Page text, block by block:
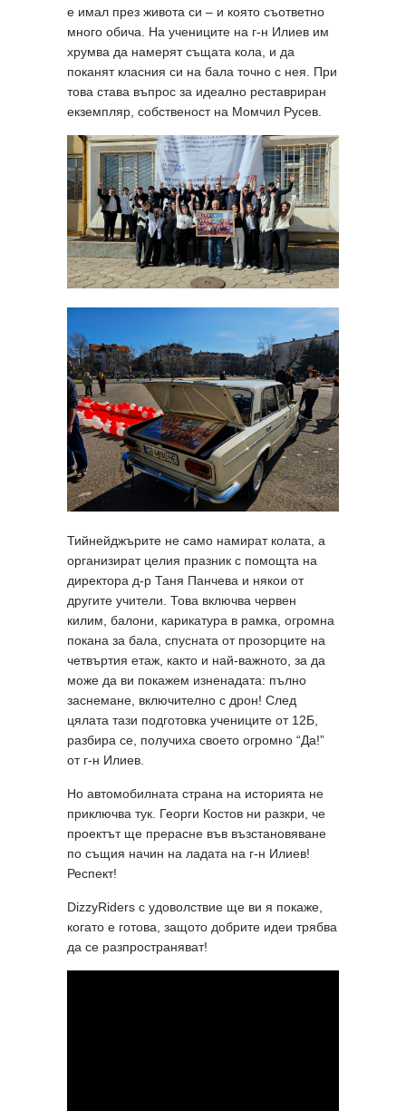
е имал през живота си – и която съответно
много обича. На учениците на г-н Илиев им
хрумва да намерят същата кола, и да
поканят класния си на бала точно с нея. При
това става въпрос за идеално реставриран
екземпляр, собственост на Момчил Русев.
Тийнейджърите не само намират колата, а
организират целия празник с помощта на
директора д-р Таня Панчева и някои от
другите учители. Това включва червен
килим, балони, карикатура в рамка, огромна
покана за бала, спусната от прозорците на
четвъртия етаж, както и най-важното, за да
може да ви покажем изненадата: пълно
заснемане, включително с дрон! След
цялата тази подготовка учениците от 12Б,
разбира се, получиха своето огромно “Да!”
от г-н Илиев.
Но автомобилната страна на историята не
приключва тук. Георги Костов ни разкри, че
проектът ще прерасне във възстановяване
по същия начин на ладата на г-н Илиев!
Респект!
DizzyRiders с удоволствие ще ви я покаже,
когато е готова, защото добрите идеи трябва
да се разпространяват!